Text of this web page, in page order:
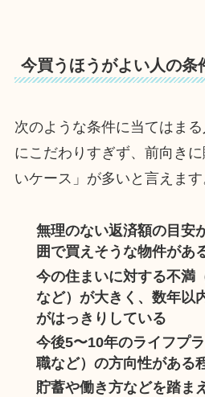
今買うほうがよい人の条
次のような条件に当てはま
にこだわりすぎず、前向き
いケース」が多いと言えます
無理のない返済額の目安
囲で買えそうな物件があ
今の住まいに対する不満
など）が大きく、数年以
がはっきりしている
今後5〜10年のライフプ
職など）の方向性がある
貯蓄や働き方などを踏ま